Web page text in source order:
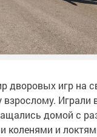
дворовых игр на
Играли
домой с
коленями и